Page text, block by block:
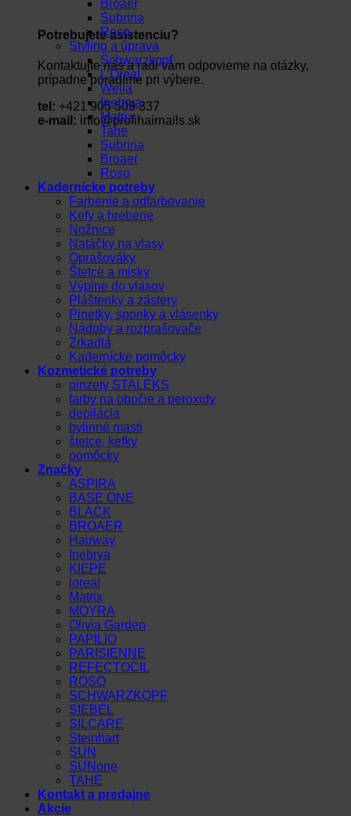
Potrebujete asistenciu?
Kontaktujte nás a radi vám odpovieme na otázky,
prípadne poradíme pri výbere.
tel: +421 905 509 337
e-mail: info@profihairnails.sk
Broaer
Subrina
Roso
Styling a úprava
Schwarzkopf
L’Oréal
Wella
Inebrya
Matrix
Tahe
Subrina
Broaer
Roso
Kadernícke potreby
Farbenie a odfarbovanie
Kefy a hrebene
Nožnice
Natáčky na vlasy
Oprašováky
Štetce a misky
Výplne do vlasov
Pláštenky a zástery
Pinetky, sponky a vlásenky
Nádoby a rozprašovače
Zrkadlá
Kadernícke pomôcky
Kozmetické potreby
pinzety STALEKS
farby na obočie a peroxidy
depilácia
bylinné masti
štetce, kefky
pomôcky
Značky
ASPIRA
BASE ONE
BLACK
BROAER
Hairway
Inebrya
KIEPE
loreal
Matrix
MOYRA
Olivia Garden
PAPILIO
PARISIENNE
REFECTOCIL
ROSO
SCHWARZKOPF
SIEBEL
SILCARE
Steinhart
SUN
SUNone
TAHE
Kontakt a predajne
Akcie